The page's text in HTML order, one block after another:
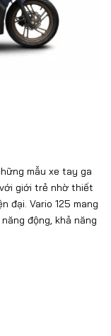
mẫu xe tay ga
giới trẻ nhờ thiết
đại. Vario 125 mang
động, khả năng